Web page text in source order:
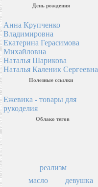
День рождения
Анна Крупченко
Владимировна
Екатерина Герасимова
Михайловна
Наталья Шарикова
Наталья Каленик Сергеевна
Полезные ссылки
Ежевика - товары для
рукоделия
Облако тегов
масло
реализм
девушка